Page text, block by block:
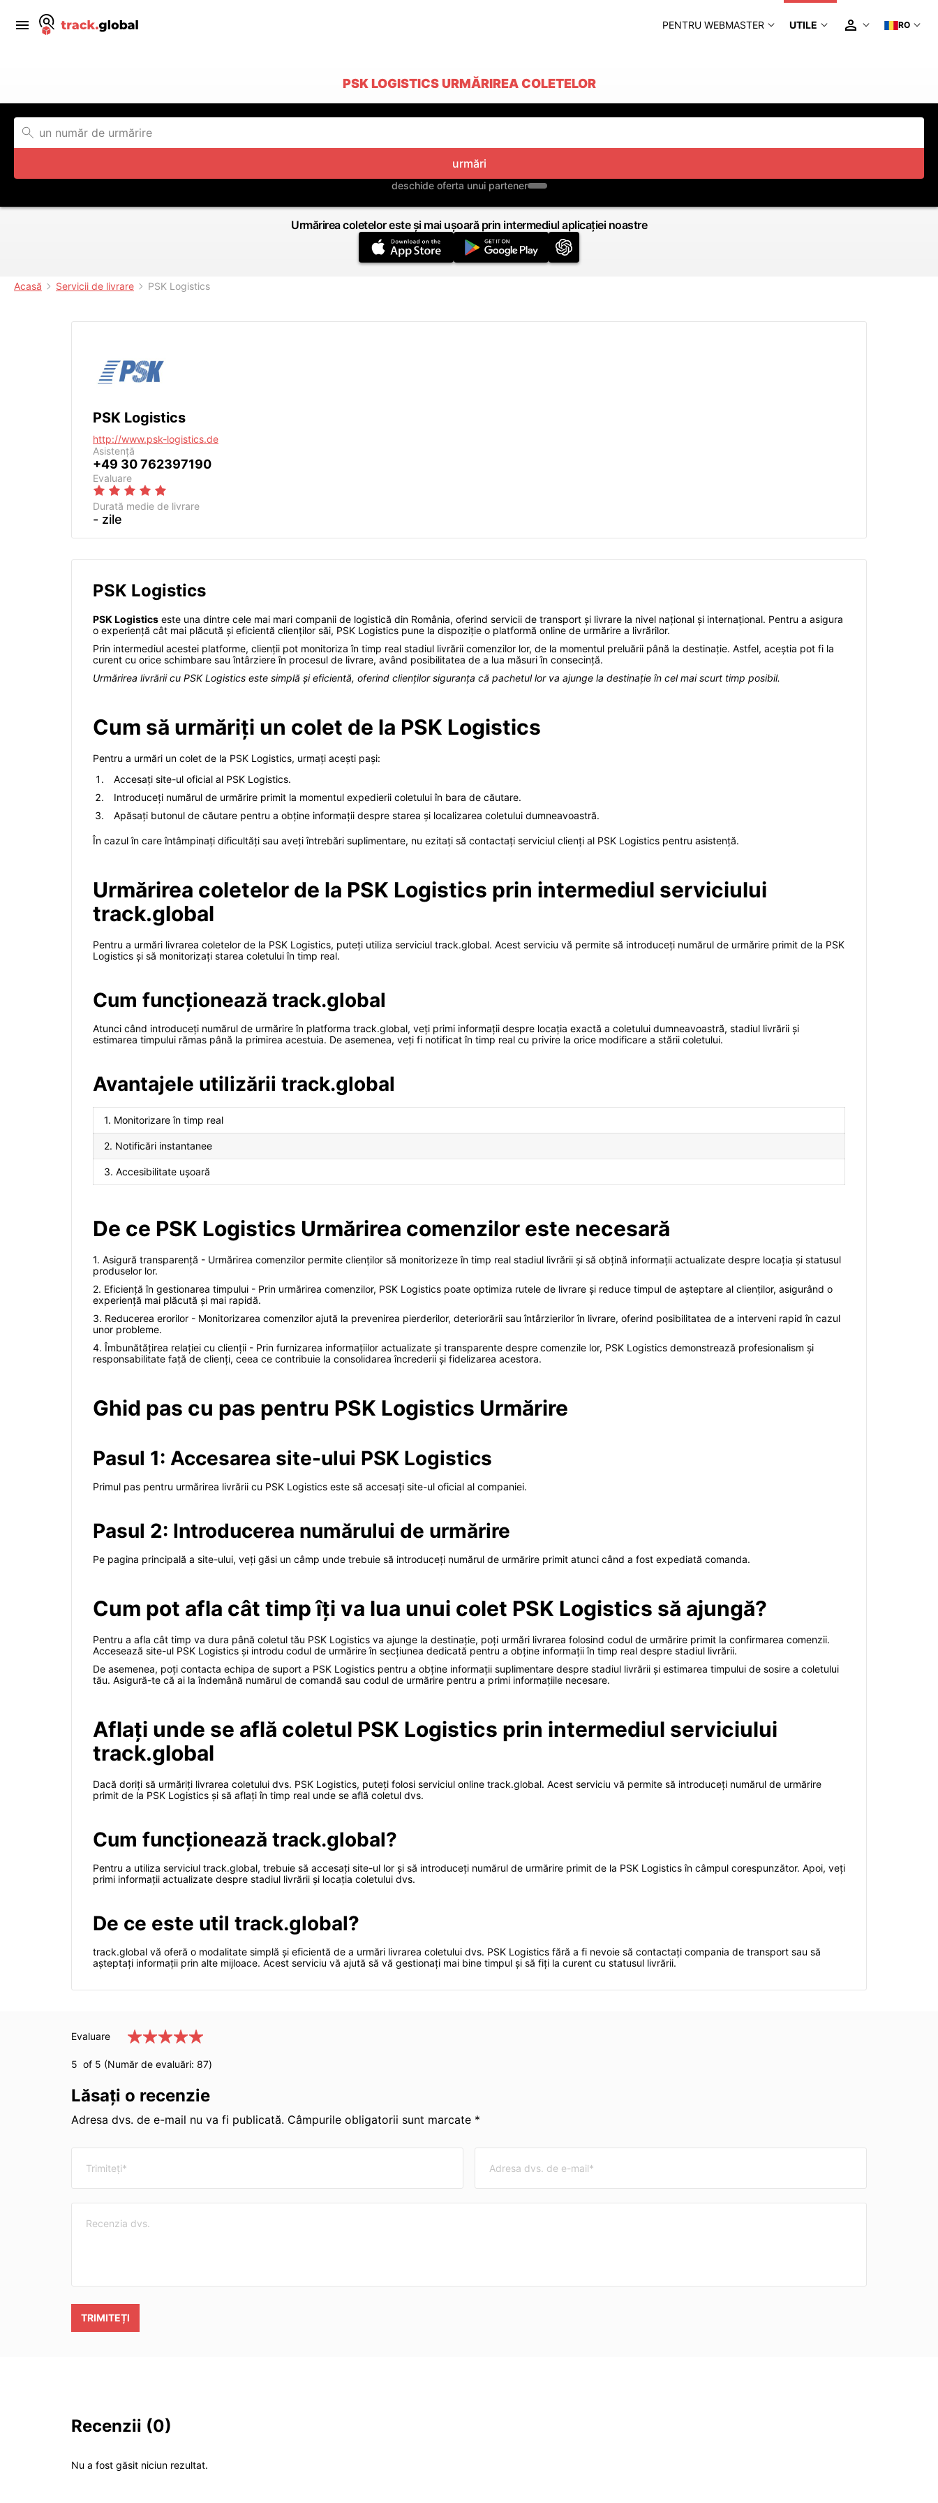
PENTRU WEBMASTER UTILE RO
PSK LOGISTICS URMĂRIREA COLETELOR
urmări
deschide oferta unui partener
Urmărirea coletelor este și mai ușoară prin intermediul aplicației noastre
Acasă Servicii de livrare PSK Logistics
PSK Logistics
http://www.psk-logistics.de
Asistență
+49 30 762397190
Evaluare
Durată medie de livrare
- zile
PSK Logistics
PSK Logistics este una dintre cele mai mari companii de logistică din România, oferind servicii de transport și livrare la nivel național și internațional. Pentru a asigura
o experiență cât mai plăcută și eficientă clienților săi, PSK Logistics pune la dispoziție o platformă online de urmărire a livrărilor.
Prin intermediul acestei platforme, clienții pot monitoriza în timp real stadiul livrării comenzilor lor, de la momentul preluării până la destinație. Astfel, aceștia pot fi la
curent cu orice schimbare sau întârziere în procesul de livrare, având posibilitatea de a lua măsuri în consecință.
Urmărirea livrării cu PSK Logistics este simplă și eficientă, oferind clienților siguranța că pachetul lor va ajunge la destinație în cel mai scurt timp posibil.
Cum să urmăriți un colet de la PSK Logistics
Pentru a urmări un colet de la PSK Logistics, urmați acești pași:
Accesați site-ul oficial al PSK Logistics.
Introduceți numărul de urmărire primit la momentul expedierii coletului în bara de căutare.
Apăsați butonul de căutare pentru a obține informații despre starea și localizarea coletului dumneavoastră.
În cazul în care întâmpinați dificultăți sau aveți întrebări suplimentare, nu ezitați să contactați serviciul clienți al PSK Logistics pentru asistență.
Urmărirea coletelor de la PSK Logistics prin intermediul serviciului
track.global
Pentru a urmări livrarea coletelor de la PSK Logistics, puteți utiliza serviciul track.global. Acest serviciu vă permite să introduceți numărul de urmărire primit de la PSK
Logistics și să monitorizați starea coletului în timp real.
Cum funcționează track.global
Atunci când introduceți numărul de urmărire în platforma track.global, veți primi informații despre locația exactă a coletului dumneavoastră, stadiul livrării și
estimarea timpului rămas până la primirea acestuia. De asemenea, veți fi notificat în timp real cu privire la orice modificare a stării coletului.
Avantajele utilizării track.global
1. Monitorizare în timp real
2. Notificări instantanee
3. Accesibilitate ușoară
De ce PSK Logistics Urmărirea comenzilor este necesară
1. Asigură transparență - Urmărirea comenzilor permite clienților să monitorizeze în timp real stadiul livrării și să obțină informații actualizate despre locația și statusul
produselor lor.
2. Eficiență în gestionarea timpului - Prin urmărirea comenzilor, PSK Logistics poate optimiza rutele de livrare și reduce timpul de așteptare al clienților, asigurând o
experiență mai plăcută și mai rapidă.
3. Reducerea erorilor - Monitorizarea comenzilor ajută la prevenirea pierderilor, deteriorării sau întârzierilor în livrare, oferind posibilitatea de a interveni rapid în cazul
unor probleme.
4. Îmbunătățirea relației cu clienții - Prin furnizarea informațiilor actualizate și transparente despre comenzile lor, PSK Logistics demonstrează profesionalism și
responsabilitate față de clienți, ceea ce contribuie la consolidarea încrederii și fidelizarea acestora.
Ghid pas cu pas pentru PSK Logistics Urmărire
Pasul 1: Accesarea site-ului PSK Logistics
Primul pas pentru urmărirea livrării cu PSK Logistics este să accesați site-ul oficial al companiei.
Pasul 2: Introducerea numărului de urmărire
Pe pagina principală a site-ului, veți găsi un câmp unde trebuie să introduceți numărul de urmărire primit atunci când a fost expediată comanda.
Cum pot afla cât timp îți va lua unui colet PSK Logistics să ajungă?
Pentru a afla cât timp va dura până coletul tău PSK Logistics va ajunge la destinație, poți urmări livrarea folosind codul de urmărire primit la confirmarea comenzii.
Accesează site-ul PSK Logistics și introdu codul de urmărire în secțiunea dedicată pentru a obține informații în timp real despre stadiul livrării.
De asemenea, poți contacta echipa de suport a PSK Logistics pentru a obține informații suplimentare despre stadiul livrării și estimarea timpului de sosire a coletului
tău. Asigură-te că ai la îndemână numărul de comandă sau codul de urmărire pentru a primi informațiile necesare.
Aflați unde se află coletul PSK Logistics prin intermediul serviciului
track.global
Dacă doriți să urmăriți livrarea coletului dvs. PSK Logistics, puteți folosi serviciul online track.global. Acest serviciu vă permite să introduceți numărul de urmărire
primit de la PSK Logistics și să aflați în timp real unde se află coletul dvs.
Cum funcționează track.global?
Pentru a utiliza serviciul track.global, trebuie să accesați site-ul lor și să introduceți numărul de urmărire primit de la PSK Logistics în câmpul corespunzător. Apoi, veți
primi informații actualizate despre stadiul livrării și locația coletului dvs.
De ce este util track.global?
track.global vă oferă o modalitate simplă și eficientă de a urmări livrarea coletului dvs. PSK Logistics fără a fi nevoie să contactați compania de transport sau să
așteptați informații prin alte mijloace. Acest serviciu vă ajută să vă gestionați mai bine timpul și să fiți la curent cu statusul livrării.
Evaluare
5 of 5 (Număr de evaluări: 87)
Lăsați o recenzie
Adresa dvs. de e-mail nu va fi publicată. Câmpurile obligatorii sunt marcate *
TRIMITEȚI
Recenzii (0)
Nu a fost găsit niciun rezultat.